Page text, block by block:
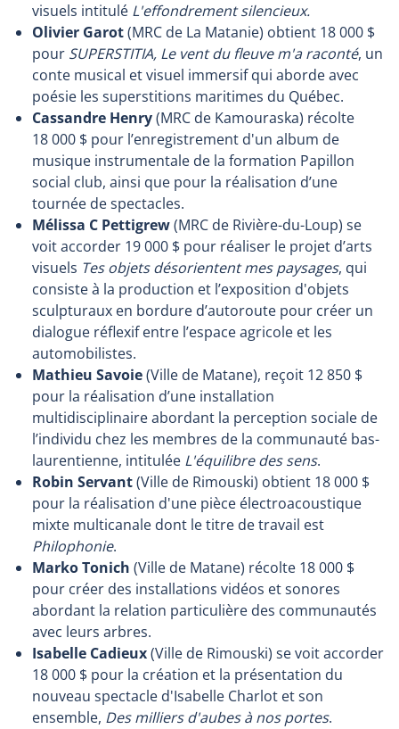
visuels intitulé L'effondrement silencieux.
Olivier Garot(MRC de La Matanie) obtient 18 000 $
pour SUPERSTITIA, Le vent du fleuve m'a raconté, un
conte musical et visuel immersif qui aborde avec
poésie les superstitions maritimes du Québec.
Cassandre Henry(MRC de Kamouraska) récolte
18 000 $ pour l’enregistrement d'un album de
musique instrumentale de la formation Papillon
social club, ainsi que pour la réalisation d’une
tournée de spectacles.
Mélissa C Pettigrew(MRC de Rivière-du-Loup) se
voit accorder 19 000 $ pour réaliser le projet d’arts
visuels Tes objets désorientent mes paysages, qui
consiste à la production et l’exposition d'objets
sculpturaux en bordure d’autoroute pour créer un
dialogue réflexif entre l’espace agricole et les
automobilistes.
Mathieu Savoie(Ville de Matane), reçoit 12 850 $
pour la réalisation d’une installation
multidisciplinaire abordant la perception sociale de
l’individu chez les membres de la communauté bas-
laurentienne, intitulée L'équilibre des sens.
Robin Servant(Ville de Rimouski) obtient 18 000 $
pour la réalisation d'une pièce électroacoustique
mixte multicanale dont le titre de travail est
Philophonie.
Marko Tonich (Ville de Matane) récolte 18 000 $
pour créer des installations vidéos et sonores
abordant la relation particulière des communautés
avec leurs arbres.
Isabelle Cadieux(Ville de Rimouski) se voit accorder
18 000 $ pour la création et la présentation du
nouveau spectacle d'Isabelle Charlot et son
ensemble, Des milliers d'aubes à nos portes.